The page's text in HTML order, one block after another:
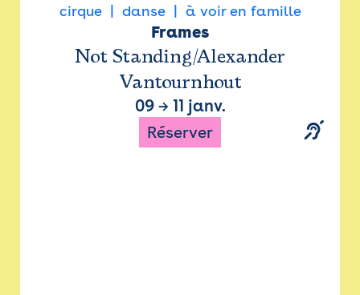
cirque danse à voir en famille
Frames
Not Standing/Alexander
Vantournhout
09→ 11 janv.
Réserver